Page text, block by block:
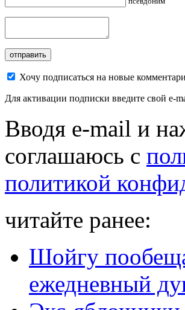
Хочу подписаться на новые
Для активации подписки введите свой e-
Вводя e-mail и
соглашаюсь с
политикой
читайте ранее:
Шойгу
ежедневный